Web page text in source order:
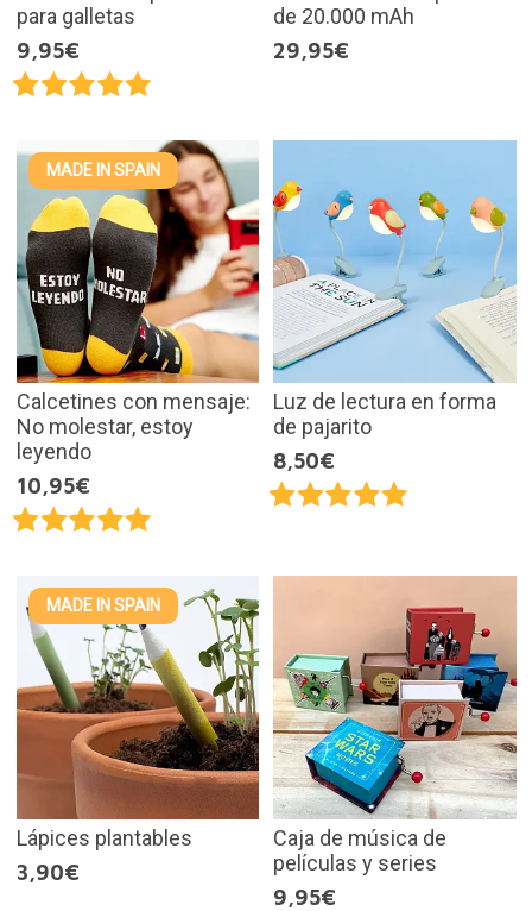
para galletas
9,95€
de 20.000 mAh
29,95€
MADE IN SPAIN
Calcetines con mensaje:
No molestar, estoy
leyendo
10,95€
Luz de lectura en forma
de pajarito
8,50€
MADE IN SPAIN
Lápices plantables
3,90€
Caja de música de
películas y series
9,95€